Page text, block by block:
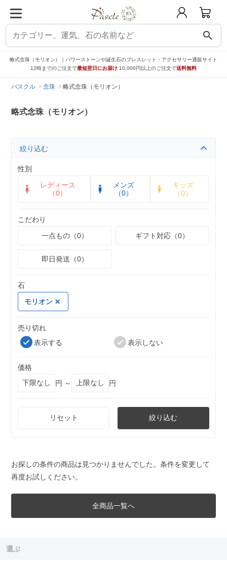
search
略式念珠（モリオン）｜パワーストーンや誕生石のブレスレット・アクセサリー通販サイト
12時までのご注文で最短翌日にお届け 10,000円以上のご注文で送料無料
パスクル 念珠 略式念珠（モリオン）
略式念珠（モリオン）
絞り込む
性別
レディース
（0）
メンズ
（0）
キッズ
（0）
こだわり
一点もの（0）
ギフト対応（0）
即日発送（0）
石
モリオン
売り切れ
表示する
表示しない
価格
円 ～
円
リセット 絞り込む
お探しの条件の商品は見つかりませんでした。条件を変更して
再度お試しください。
全商品一覧へ
選ぶ